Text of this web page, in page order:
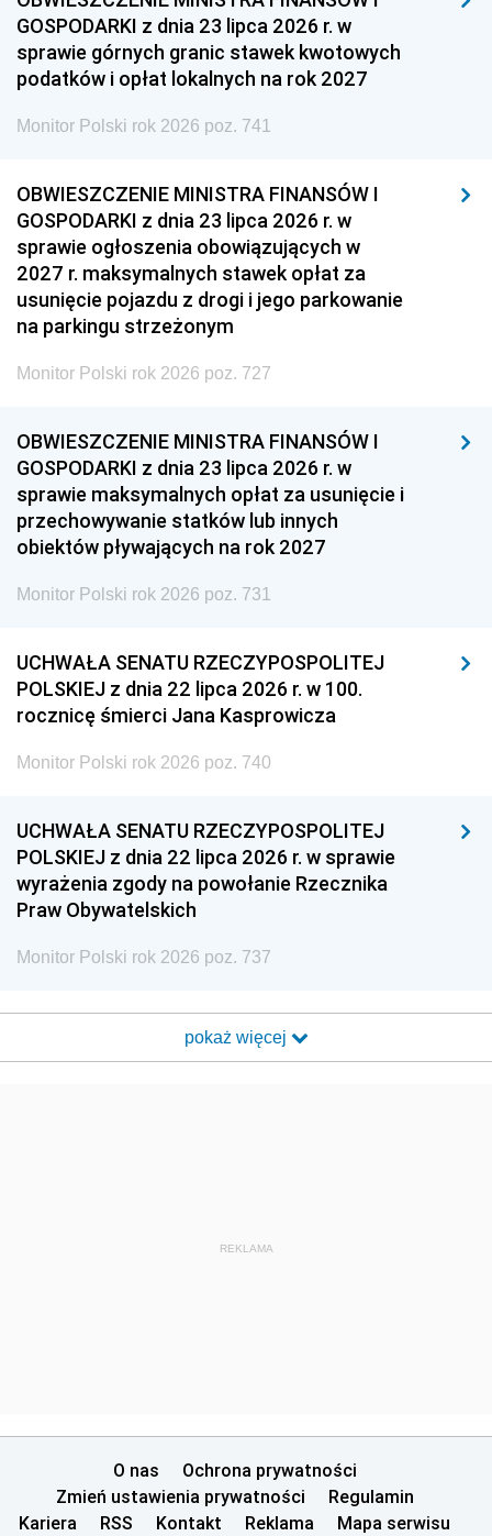
GOSPODARKI z dnia 23 lipca 2026 r. w
sprawie górnych granic stawek kwotowych
podatków i opłat lokalnych na rok 2027
Monitor Polski rok 2026 poz. 741
OBWIESZCZENIE MINISTRA FINANSÓW I
GOSPODARKI z dnia 23 lipca 2026 r. w
sprawie ogłoszenia obowiązujących w
2027 r. maksymalnych stawek opłat za
usunięcie pojazdu z drogi i jego parkowanie
na parkingu strzeżonym
Monitor Polski rok 2026 poz. 727
OBWIESZCZENIE MINISTRA FINANSÓW I
GOSPODARKI z dnia 23 lipca 2026 r. w
sprawie maksymalnych opłat za usunięcie i
przechowywanie statków lub innych
obiektów pływających na rok 2027
Monitor Polski rok 2026 poz. 731
UCHWAŁA SENATU RZECZYPOSPOLITEJ
POLSKIEJ z dnia 22 lipca 2026 r. w 100.
rocznicę śmierci Jana Kasprowicza
Monitor Polski rok 2026 poz. 740
UCHWAŁA SENATU RZECZYPOSPOLITEJ
POLSKIEJ z dnia 22 lipca 2026 r. w sprawie
wyrażenia zgody na powołanie Rzecznika
Praw Obywatelskich
Monitor Polski rok 2026 poz. 737
pokaż więcej
REKLAMA
O nas
Ochrona prywatności
Zmień ustawienia prywatności
Regulamin
Kariera
RSS Kontakt Reklama Mapa serwisu